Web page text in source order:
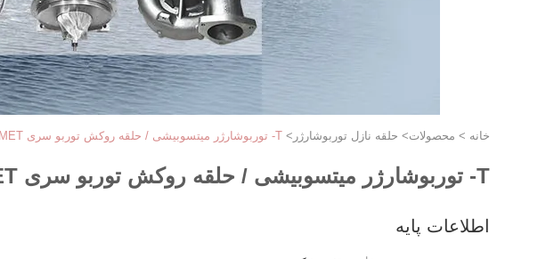
خانه > محصولات> حلقه نازل توربوشارژر > T- توربوشارژر میتسوبیشی / حلقه روکش توربو سری T-MET برای کیت های توربوشارژر پس از فروش
T- توربوشارژر میتسوبیشی / حلقه روکش توربو سری T-MET برای کیت های توربوشارژر پس از فروش
اطلاعات پایه